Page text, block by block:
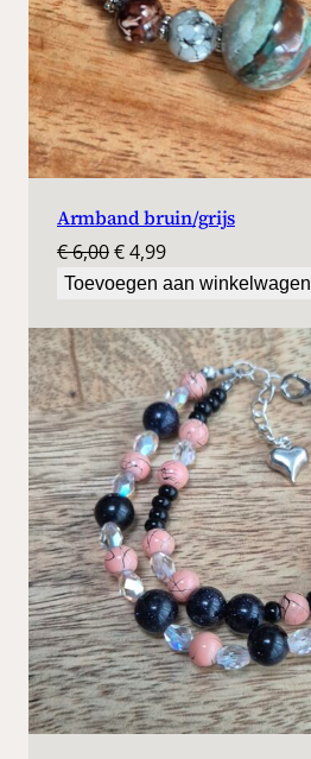
Armband bruin/grijs
€6,00Oorspronkelijke
prijs
€ 6,00.
€4,99Huidige
prijs
€ 4,99.
Toevoegen aan winkelwagen